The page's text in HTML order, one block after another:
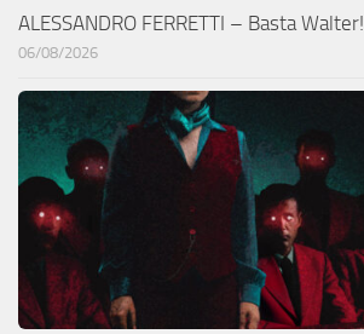
ALESSANDRO FERRETTI – Basta Walter!
06/08/2026